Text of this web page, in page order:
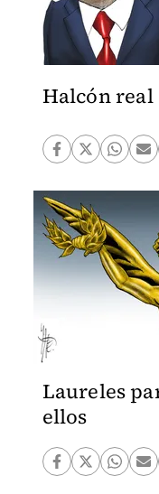
Halcón real
Laureles
ellos